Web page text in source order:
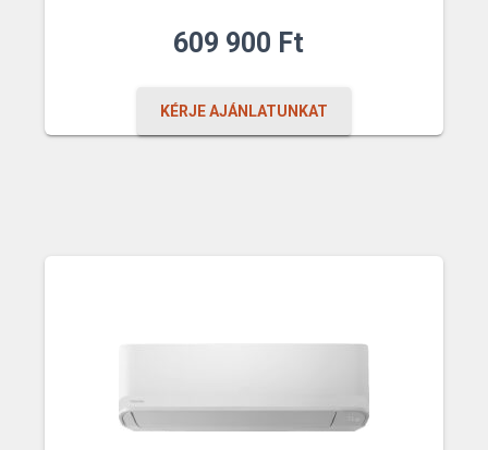
609 900 Ft
KÉRJE AJÁNLATUNKAT